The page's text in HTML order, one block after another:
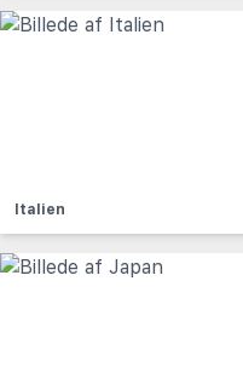
Italien